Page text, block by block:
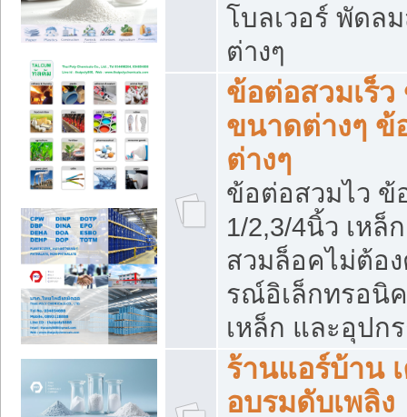
โบลเวอร์ พัดล
ต่างๆ
ข้อต่อสวมเร็
ขนาดต่างๆ ข้
ต่างๆ
ข้อต่อสวมไว ข้
1/2,3/4นิ้ว เหล็
สวมล็อคไม่ต้อ
รณ์อิเล็กทรอนิ
เหล็ก และอุปก
ร้านแอร์บ้าน
อบรมดับเพลิง